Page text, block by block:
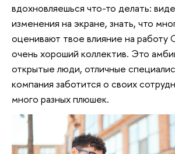
вдохновляешься что-то делать:
изменения на экране, знать, что
оценивают твое влияние на работу
очень хороший коллектив. Это
открытые люди, отличные
компания заботится о своих
много разных плюшек.